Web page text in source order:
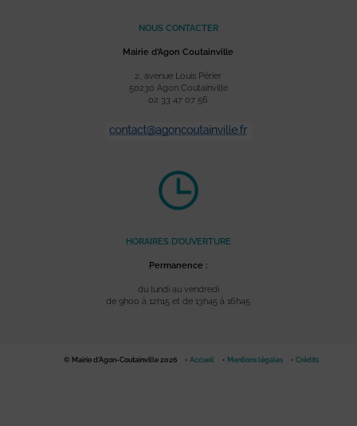
NOUS CONTACTER
Mairie d’Agon Coutainville
2, avenue Louis Périer
50230 Agon Coutainville
02 33 47 07 56
HORAIRES D’OUVERTURE
Permanence :
du lundi au vendredi
de 9h00 à 12h15 et de 13h45 à 16h45
© Mairie d'Agon-Coutainville 2026 Accueil Mentions légales Crédits